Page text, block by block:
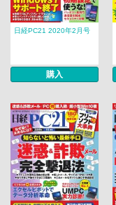
日経PC21 2020年2月号
購入